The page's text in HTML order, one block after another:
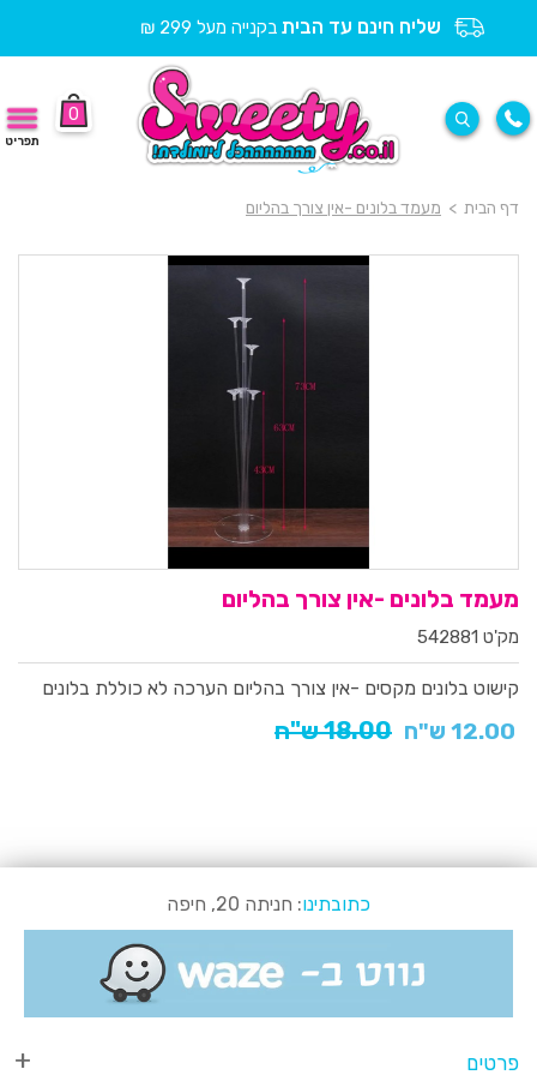
שליח חינם עד הבית בקנייה מעל 299 ₪
0
תפריט
דף הבית > מעמד בלונים -אין צורך בהליום
מעמד בלונים -אין צורך בהליום
מק'ט 542881
קישוט בלונים מקסים -אין צורך בהליום הערכה לא כוללת בלונים
12.00 ש"ח 18.00 ש"ח
כתובתינו: חניתה 20, חיפה
פרטים